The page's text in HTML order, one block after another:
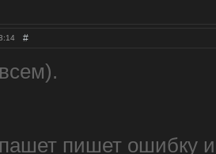
#
пишет ошибку и